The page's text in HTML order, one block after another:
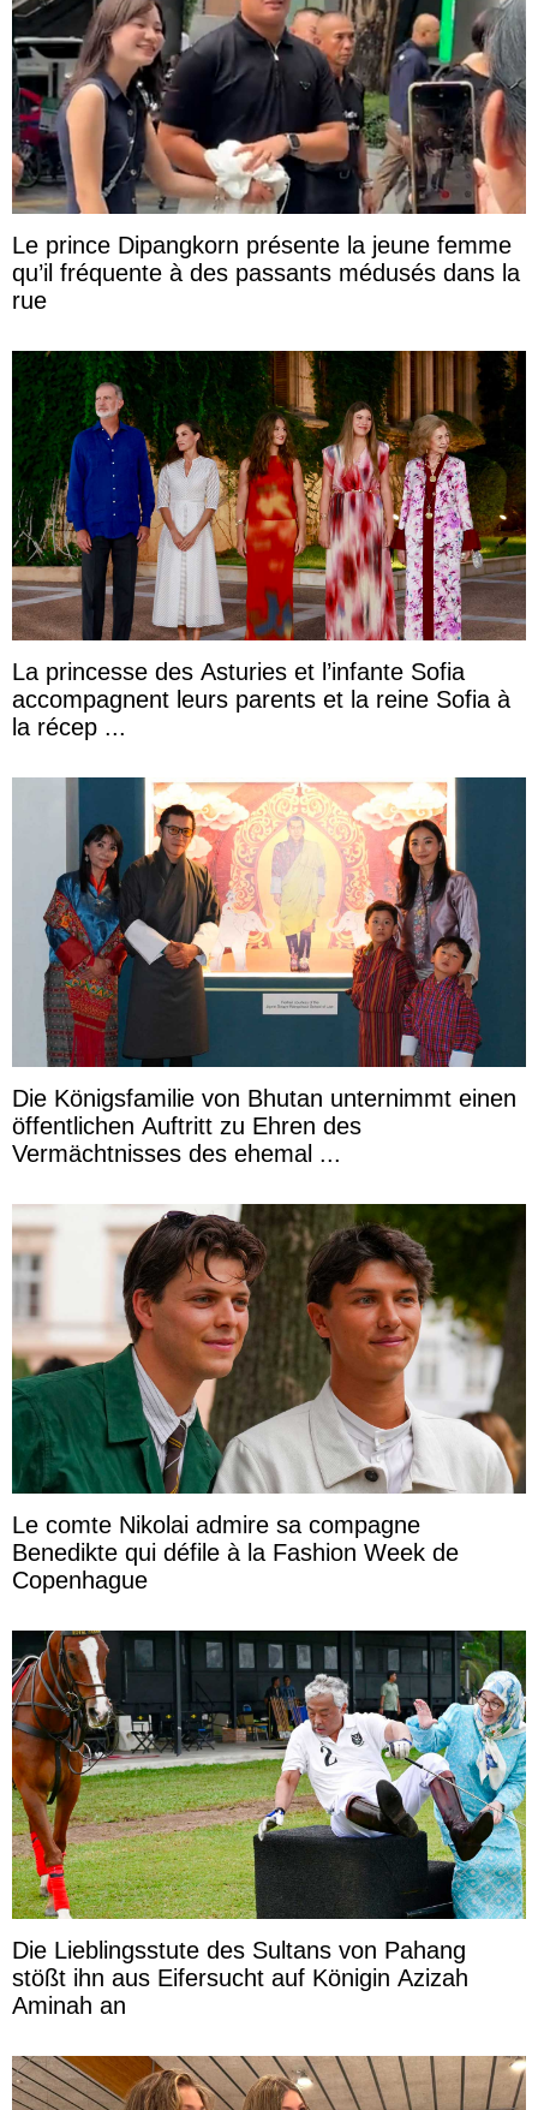
Le prince Dipangkorn présente la jeune femme
qu’il fréquente à des passants médusés dans la
rue
La princesse des Asturies et l’infante Sofia
accompagnent leurs parents et la reine Sofia à
la récep ...
Die Königsfamilie von Bhutan unternimmt einen
öffentlichen Auftritt zu Ehren des
Vermächtnisses des ehemal ...
Le comte Nikolai admire sa compagne
Benedikte qui défile à la Fashion Week de
Copenhague
Die Lieblingsstute des Sultans von Pahang
stößt ihn aus Eifersucht auf Königin Azizah
Aminah an